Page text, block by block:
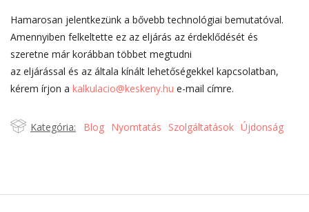
Hamarosan jelentkezünk a bővebb technológiai bemutatóval.
Amennyiben felkeltette ez az eljárás az érdeklődését és
szeretne már korábban többet megtudni
az eljárással és az általa kínált lehetőségekkel kapcsolatban,
kérem írjon a kalkulacio@keskeny.hu e-mail címre.
Kategória: Blog Nyomtatás Szolgáltatások Újdonság